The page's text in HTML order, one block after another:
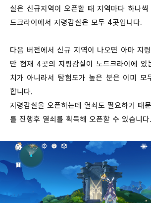
실은 신규지역이 오픈할 때 지역마다 하나
드크라이에서 지령감실은 모두 4곳입니다.
다음 버전에서 신규 지역이 나오면 아마 지
만 현재 4곳의 지령감실이 노드크라이에 있
치가 아니라서 탐험도가 높은 분은 이미 모
합니다.
지령감실을 오픈하는데 열쇠도 필요하기 때
를 진행후 열쇠를 획득해 오픈할 수 있습니다.